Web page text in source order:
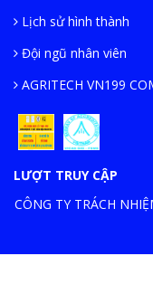
Lịch sử hình thành
Đội ngũ nhân viên
AGRITECH VN199
LƯỢT TRUY CẬP
CÔNG TY TRÁCH